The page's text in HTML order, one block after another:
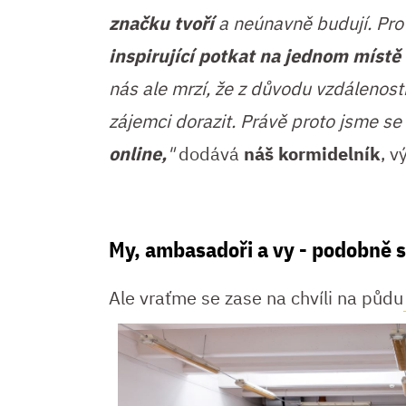
značku tvořía neúnavně budují.
inspirující potkat na jednom
nás ale mrzí, že z důvodu
zájemci dorazit. Právě proto jsme
online,"dodává náš kormidelník,
My, ambasadoři a vy - podobně
Ale vraťme se zase na chvíli na půdu